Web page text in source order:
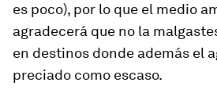
es poco), por lo que el medio
agradecerá que no la
en destinos donde además el
preciado como escaso.